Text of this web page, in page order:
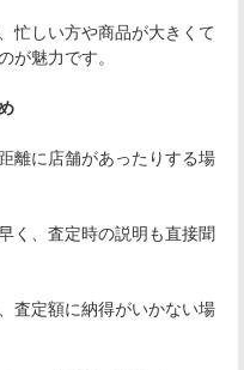
忙しい方や商品が大きくて
が魅力です。
離に店舗があったりする場
く、査定時の説明も直接聞
査定額に納得がいかない場